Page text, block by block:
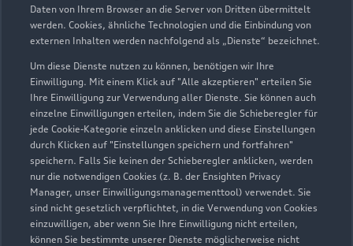
Daten von Ihrem Browser an die Server von Dritten übermittelt
werden. Cookies, ähnliche Technologien und die Einbindung von
externen Inhalten werden nachfolgend als „Dienste“ bezeichnet.
Um diese Dienste nutzen zu können, benötigen wir Ihre
Einwilligung. Mit einem Klick auf "Alle akzeptieren" erteilen Sie
Ihre Einwilligung zur Verwendung aller Dienste. Sie können auch
einzelne Einwilligungen erteilen, indem Sie die Schieberegler für
jede Cookie-Kategorie einzeln anklicken und diese Einstellungen
durch Klicken auf "Einstellungen speichern und fortfahren"
speichern. Falls Sie keinen der Schieberegler anklicken, werden
nur die notwendigen Cookies (z. B. der Ensighten Privacy
Manager, unser Einwilligungsmanagementtool) verwendet. Sie
sind nicht gesetzlich verpflichtet, in die Verwendung von Cookies
einzuwilligen, aber wenn Sie Ihre Einwilligung nicht erteilen,
können Sie bestimmte unserer Dienste möglicherweise nicht
Zur Inspektion